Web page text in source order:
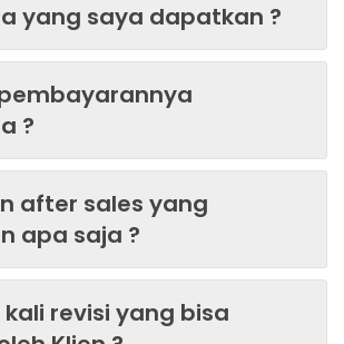
yang saya dapatkan ?
?
after sales yang
apa saja ?
revisi yang bisa